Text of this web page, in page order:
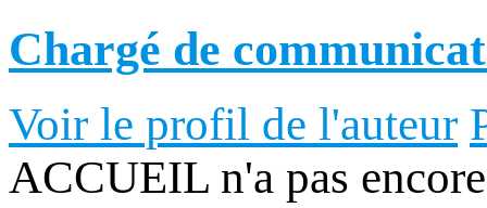
Chargé de
Voir le profil de l'auteur
ACCUEIL n'a pas